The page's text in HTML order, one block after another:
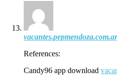
vacantes.pepmendoza.com.ar
References:
Candy96 app download